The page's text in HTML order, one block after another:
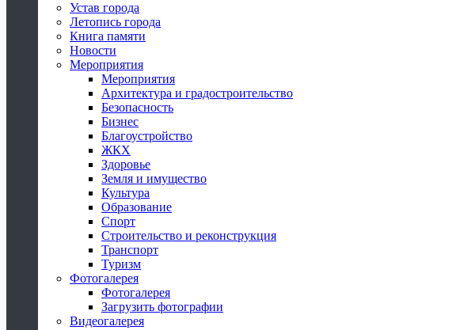
Устав города
Летопись города
Книга памяти
Новости
Мероприятия
Мероприятия
Архитектура и градостроительство
Безопасность
Бизнес
Благоустройство
ЖКХ
Здоровье
Земля и имущество
Культура
Образование
Спорт
Строительство и реконструкция
Транспорт
Туризм
Фотогалерея
Фотогалерея
Загрузить фотографии
Видеогалерея